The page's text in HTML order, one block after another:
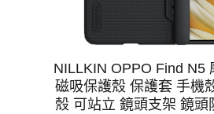
NILLKIN OPPO Find N5
磁吸保護殼 保護套 手機
殼 可站立 鏡頭支架 鏡頭